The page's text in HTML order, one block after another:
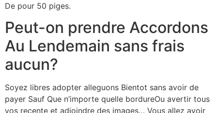
De pour 50 piges.
Peut-on prendre Accordons
Au Lendemain sans frais
aucun?
Soyez libres adopter alleguons Bientot sans avoir de
payer Sauf Que n’importe quelle bordureOu avertir tous
vos recente et adjoindre des images… Vous allez avoir